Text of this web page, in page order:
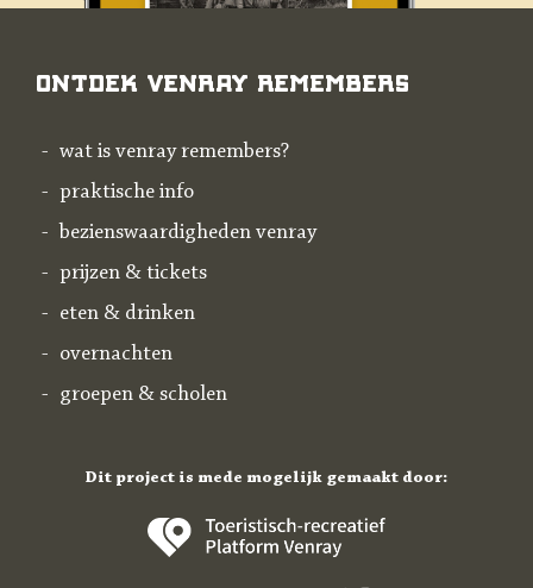
Ontdek Venray Remembers
wat is venray remembers?
praktische info
bezienswaardigheden venray
prijzen & tickets
eten & drinken
overnachten
groepen & scholen
Dit project is mede mogelijk gemaakt door: